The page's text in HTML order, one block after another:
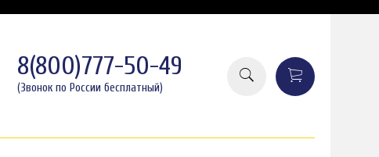
8(800)777-50-49
(Звонок по России бесплатный)